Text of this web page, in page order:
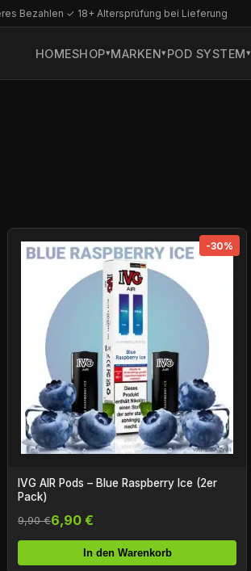
Bezahlen·✓ 18+ Altersprüfung bei Lieferung
HOMESHOP MARKEN POD SYSTEM
-30%
IVG AIR Pods – Blue Raspberry Ice (2er
Pack)
9,90 €6,90 €
In den Warenkorb